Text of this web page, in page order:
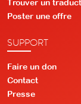
Trouver un
Poster une offre
SUPPORT
Faire un don
Contact
Presse